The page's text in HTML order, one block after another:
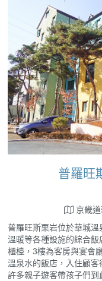
普羅旺
京畿
普羅旺斯栗岩位於華城溫
溫暖等各種設施的綜合
櫃檯，3樓為客房與宴會
溫泉水的飯店，入住顧
許多親子遊客帶孩子們